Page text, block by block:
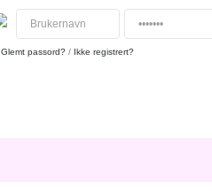
Glemt passord? / Ikke registrert?